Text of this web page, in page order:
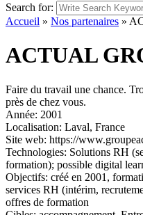
Search for:
Accueil » Nos partenaires »
ACTUAL
Faire du travail une chance.
près de chez vous.
Année: 2001
Localisation: Laval, France
Site web: https://
Technologies: Solutions RH
formation); possible digital
Objectifs: créé en 2001,
services RH (intérim,
offres de formation